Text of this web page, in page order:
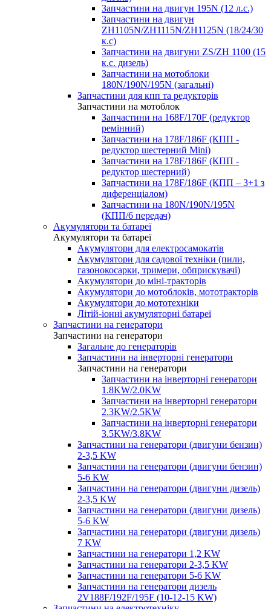
Запчастини на двигун 195N (12 л.с.)
Запчастини на двигун
ZH1105N/ZH1115N/ZH1125N (18/24/30
к.с)
Запчастини на двигуни ZS/ZH 1100 (15
к.с. дизель)
Запчастини на мотоблоки
180N/190N/195N (загальні)
Запчастини для кпп та редукторів
Запчастини на мотоблок
Запчастини на 168F/170F (редуктор
ремінний)
Запчастини на 178F/186F (КПП -
редуктор шестерний Mini)
Запчастини на 178F/186F (КПП -
редуктор шестерний)
Запчастини на 178F/186F (КПП – 3+1 з
диференціалом)
Запчастини на 180N/190N/195N
(КПП/6 передач)
Акумулятори та батареї
Акумулятори та батареї
Акумулятори для електросамокатів
Акумулятори для садової техніки (пили,
газонокосарки, тримери, обприскувачі)
Акумулятори до міні-тракторів
Акумулятори до мотоблоків, мототракторів
Акумулятори до мототехніки
Літій-іонні акумуляторні батареї
Запчастини на генератори
Запчастини на генератори
Загальне до генераторів
Запчастини на інверторні генератори
Запчастини на генератори
Запчастини на інверторні генератори
1.8KW/2.0KW
Запчастини на інверторні генератори
2.3KW/2.5KW
Запчастини на інверторні генератори
3.5KW/3.8KW
Запчастини на генератори (двигуни бензин)
2-3,5 KW
Запчастини на генератори (двигуни бензин)
5-6 KW
Запчастини на генератори (двигуни дизель)
2-3,5 KW
Запчастини на генератори (двигуни дизель)
5-6 KW
Запчастини на генератори (двигуни дизель)
7 KW
Запчастини на генератори 1,2 KW
Запчастини на генератори 2-3,5 KW
Запчастини на генератори 5-6 KW
Запчастини на генератори дизель
2V188F/192F/195F (10-12-15 KW)